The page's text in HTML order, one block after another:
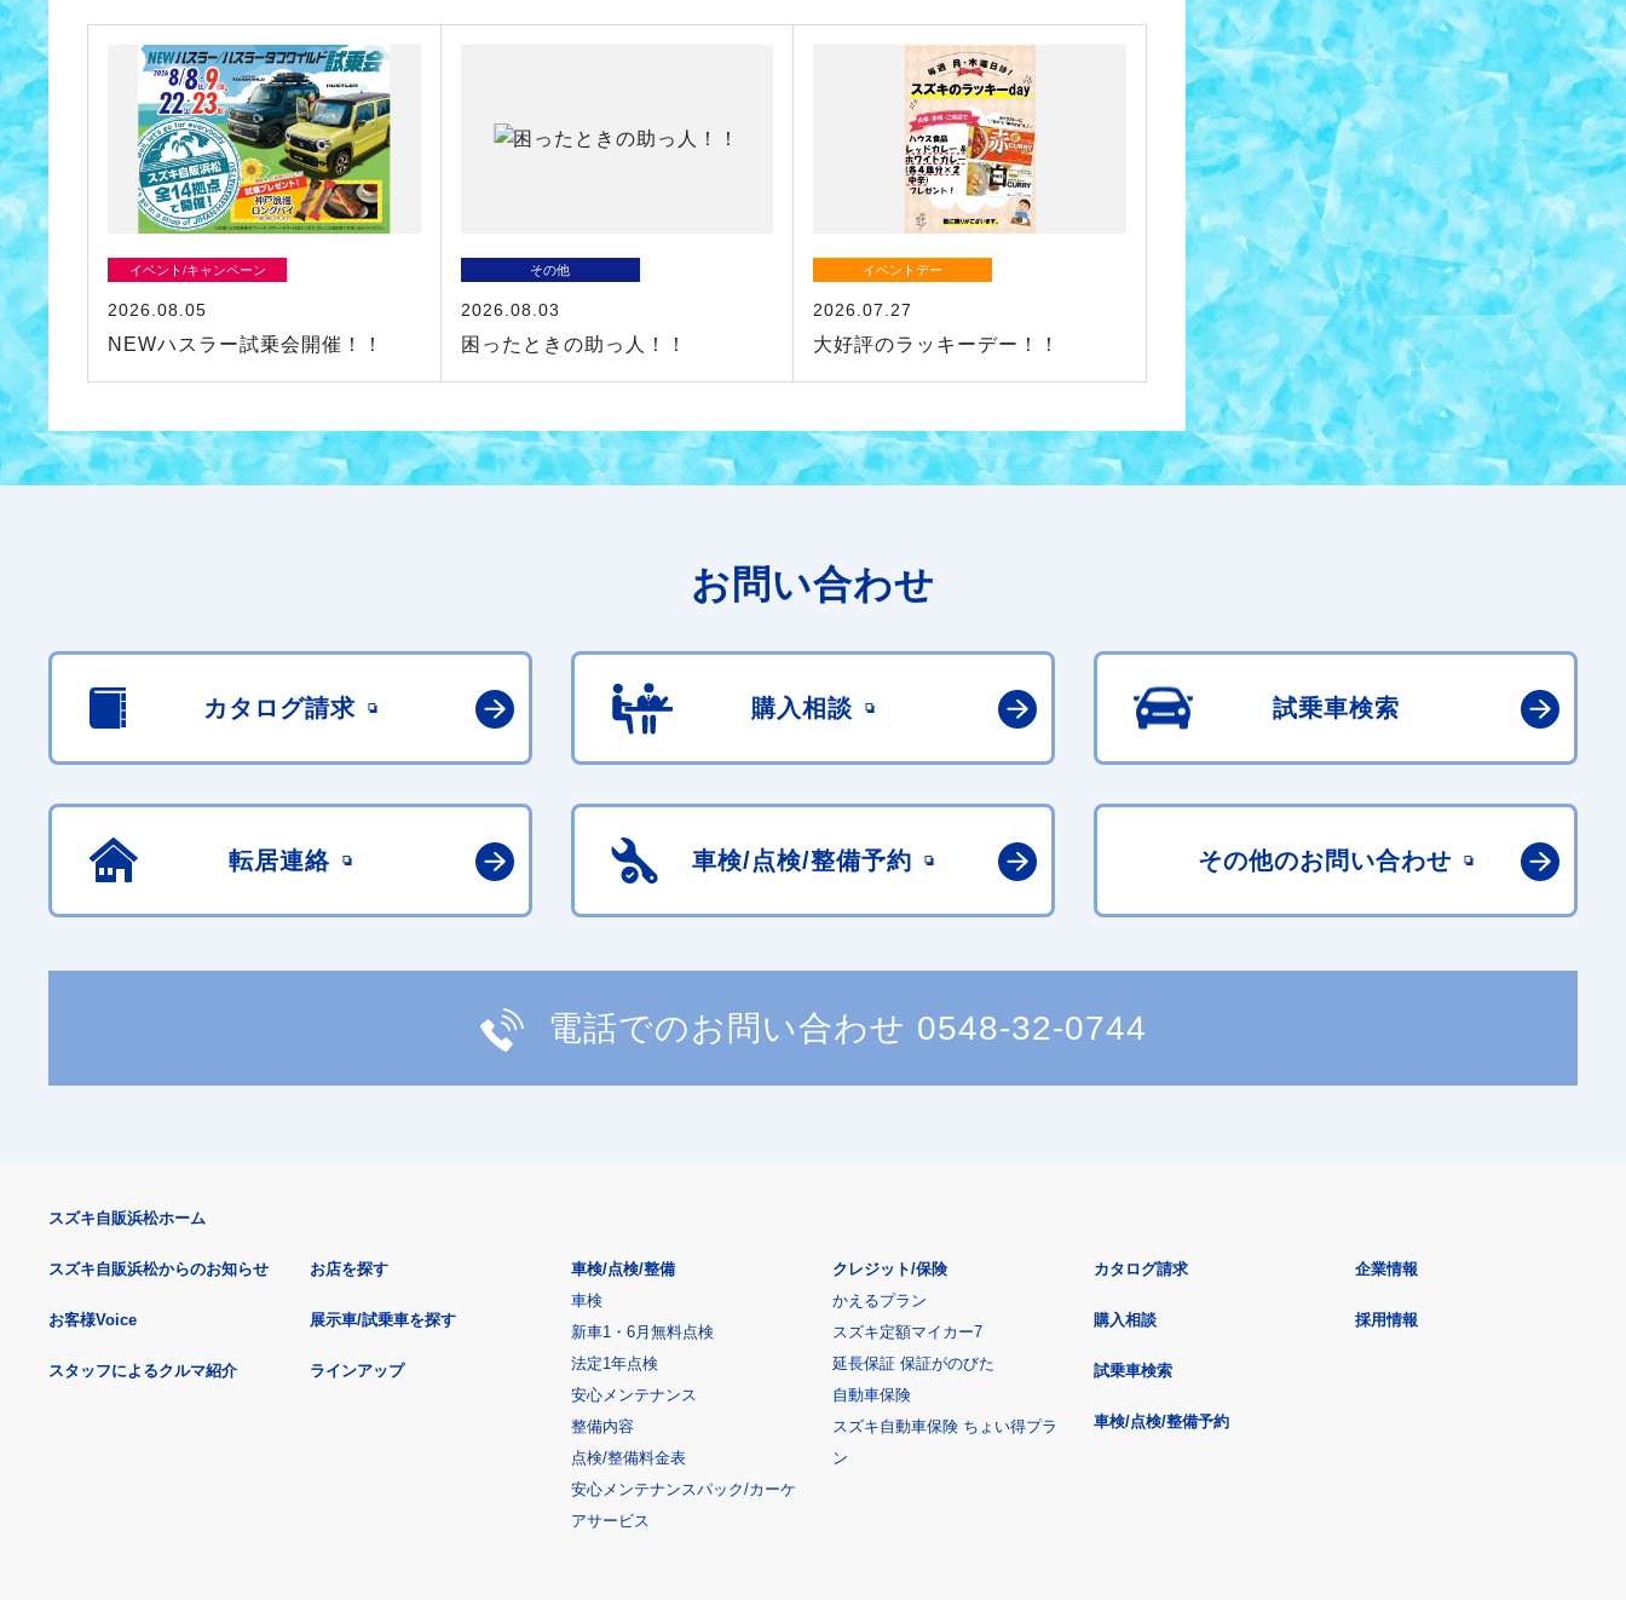
イベント/キャンペーン
2026.08.05
NEWハスラー試乗会開催！！
その他
2026.08.03
困ったときの助っ人！！
イベントデー
2026.07.27
大好評のラッキーデー！！
お問い合わせ
カタログ請求 購入相談 試乗車検索
転居連絡 車検/点検/整備予約 その他のお問い合わせ
電話でのお問い合わせ 0548-32-0744
スズキ自販浜松ホーム
スズキ自販浜松からのお知らせ
お客様Voice
スタッフによるクルマ紹介
お店を探す
展示車/試乗車を探す
ラインアップ
車検/点検/整備
車検
新車1・6月無料点検
法定1年点検
安心メンテナンス
整備内容
点検/整備料金表
安心メンテナンスパック/カーケ
アサービス
クレジット/保険
かえるプラン
スズキ定額マイカー7
延長保証 保証がのびた
自動車保険
スズキ自動車保険 ちょい得プラ
ン
カタログ請求
購入相談
試乗車検索
車検/点検/整備予約
企業情報
採用情報